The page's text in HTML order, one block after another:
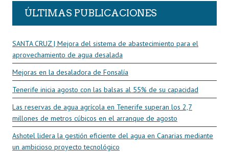
ÚLTIMAS PUBLICACIONES
SANTA CRUZ | Mejora del sistema de abastecimiento para el
aprovechamiento de agua desalada
Mejoras en la desaladora de Fonsalía
Tenerife inicia agosto con las balsas al 55% de su capacidad
Las reservas de agua agrícola en Tenerife superan los 2,7
millones de metros cúbicos en el arranque de agosto
Ashotel lidera la gestión eficiente del agua en Canarias mediante
un ambicioso proyecto tecnológico